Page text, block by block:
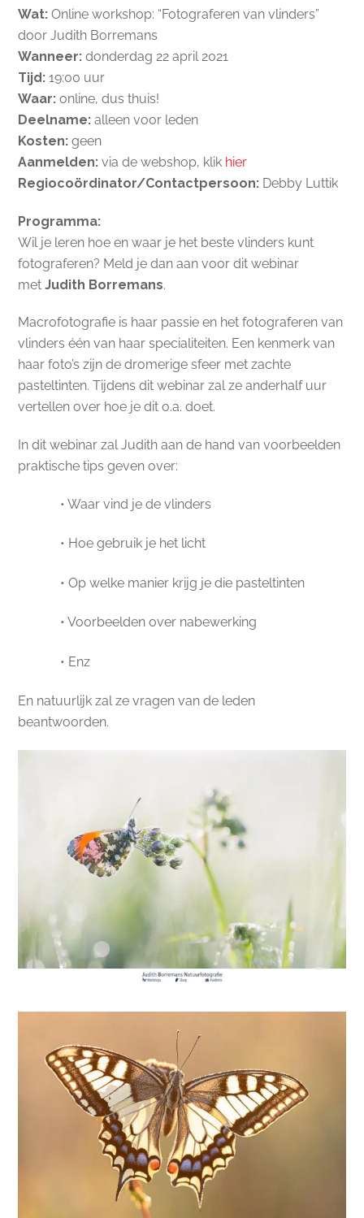
Wat:Online workshop: “Fotograferen van vlinders”
door Judith Borremans
Wanneer: donderdag 22 april 2021
Tijd: 19:00 uur
Waar: online, dus thuis!
Deelname: alleen voor leden
Kosten: geen
Aanmelden: via de webshop, klik hier
Regiocoördinator/Contactpersoon: Debby Luttik
Programma:
Wil je leren hoe en waar je het beste vlinders kunt
fotograferen? Meld je dan aan voor dit webinar
metJudith Borremans.
Macrofotografie is haar passie en het fotograferen van
vlinders één van haar specialiteiten. Een kenmerk van
haar foto’s zijn de dromerige sfeer met zachte
pasteltinten. Tijdens dit webinar zal ze anderhalf uur
vertellen over hoe je dit o.a. doet.
In dit webinar zal Judith aan de hand van voorbeelden
praktische tips geven over:
• Waar vind je de vlinders
• Hoe gebruik je het licht
• Op welke manier krijg je die pasteltinten
• Voorbeelden over nabewerking
• Enz
En natuurlijk zal ze vragen van de leden
beantwoorden.